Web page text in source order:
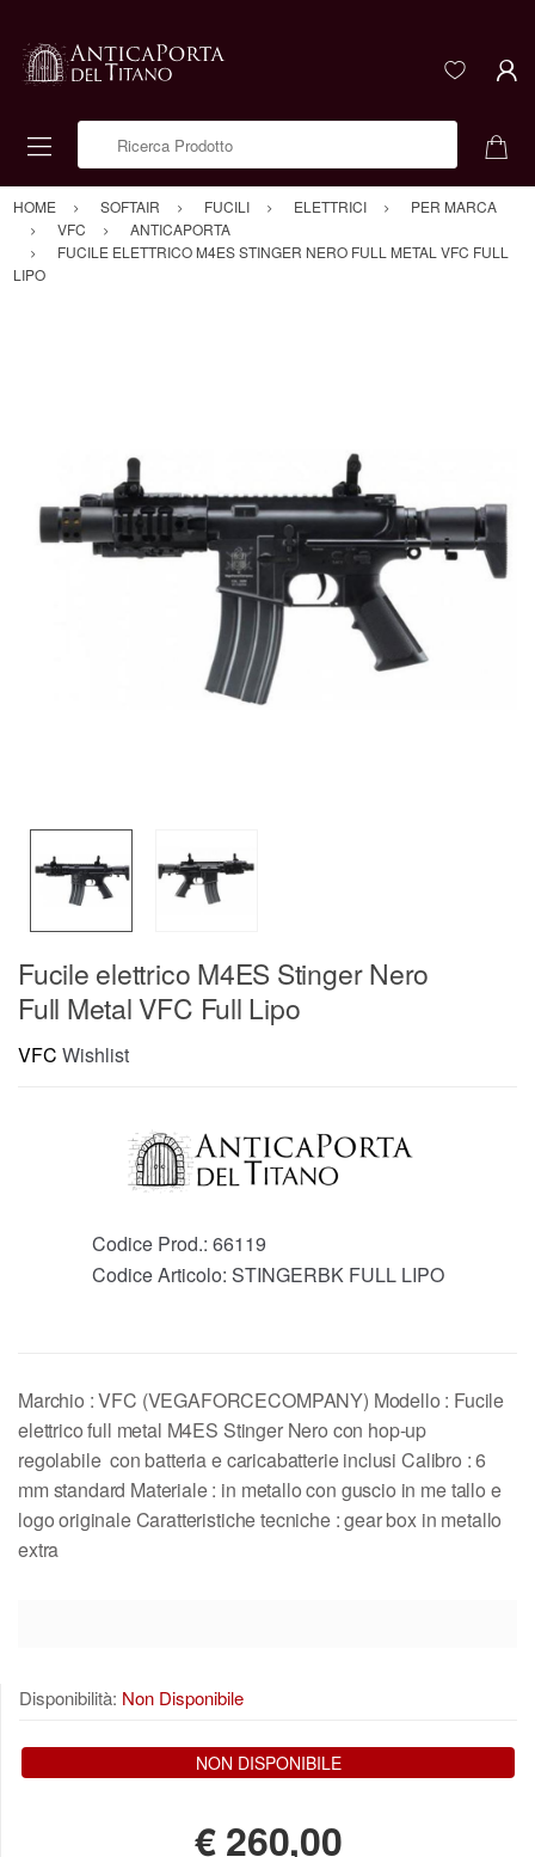
HOME SOFTAIR FUCILI ELETTRICI
PER MARCA
VFC
ANTICAPORTA
FUCILE ELETTRICO M4ES STINGER NERO FULL METAL VFC FULL
LIPO
Fucile elettrico M4ES Stinger Nero
Full Metal VFC Full Lipo
VFC Wishlist
Codice Prod.: 66119
Codice Articolo: STINGERBK FULL LIPO
Marchio : VFC (VEGAFORCECOMPANY) Modello : Fucile
elettrico full metal M4ES Stinger Nero con hop-up
regolabile con batteria e caricabatterie inclusi Calibro : 6
mm standard Materiale : in metallo con guscio in me tallo e
logo originale Caratteristiche tecniche : gear box in metallo
extra
Disponibilità: Non Disponibile
NON DISPONIBILE
€260,00